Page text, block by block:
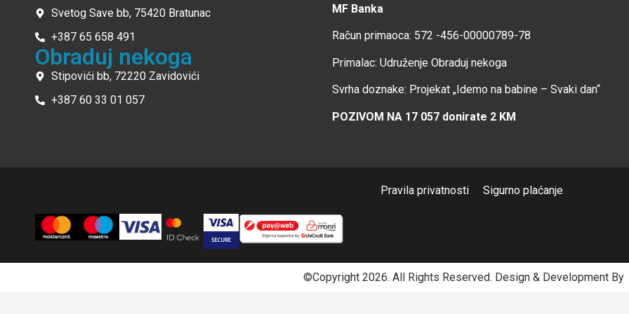
Svetog Save bb, 75420 Bratunac
+387 65 658 491
Obraduj nekoga
Stipovići bb, 72220 Zavidovići
+387 60 33 01 057
MF Banka
Račun primaoca: 572 -456-00000789-78
Primalac: Udruženje Obraduj nekoga
Svrha doznake: Projekat „Idemo na babine – Svaki dan“
POZIVOM NA 17 057 donirate 2 KM
Pravila privatnosti Sigurno plaćanje
©Copyright 2026. All Rights Reserved. Design & Development By